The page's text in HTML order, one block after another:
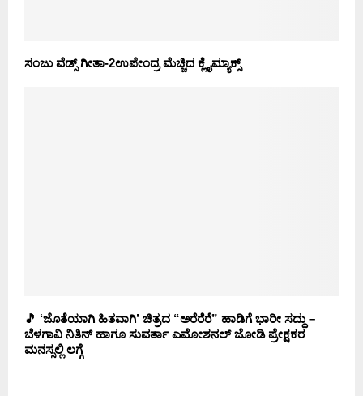
ಸಂಜು ವೆಡ್ಸ್ ಗೀತಾ-2ಉಪೇಂದ್ರ ಮೆಚ್ಚಿದ ಕ್ಲೈಮ್ಯಾಕ್ಸ್
🎵 ‘ಜೊತೆಯಾಗಿ ಹಿತವಾಗಿ’ ಚಿತ್ರದ “ಅರೆರೆರೆ” ಹಾಡಿಗೆ ಭಾರೀ ಸದ್ದು –
ಬೆಳಗಾವಿ ನಿತಿನ್ ಹಾಗೂ ಸುವರ್ತಾ ಎಮೋಶನಲ್ ಜೋಡಿ ಪ್ರೇಕ್ಷಕರ
ಮನಸ್ಸಲ್ಲಿ ಲಗ್ಗೆ